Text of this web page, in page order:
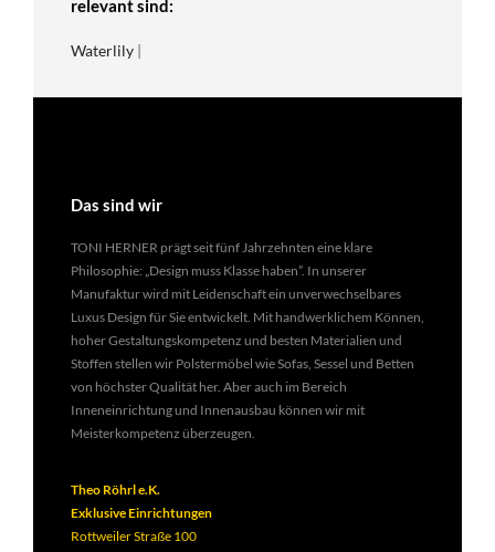
relevant sind:
Waterlily |
Das sind wir
TONI HERNER prägt seit fünf Jahrzehnten eine klare
Philosophie: „Design muss Klasse haben”. In unserer
Manufaktur wird mit Leidenschaft ein unverwechselbares
Luxus Design für Sie entwickelt. Mit handwerklichem Können,
hoher Gestaltungskompetenz und besten Materialien und
Stoffen stellen wir Polstermöbel wie Sofas, Sessel und Betten
von höchster Qualität her. Aber auch im Bereich
Inneneinrichtung und Innenausbau können wir mit
Meisterkompetenz überzeugen.
Theo Röhrl e.K.
Exklusive Einrichtungen
Rottweiler Straße 100